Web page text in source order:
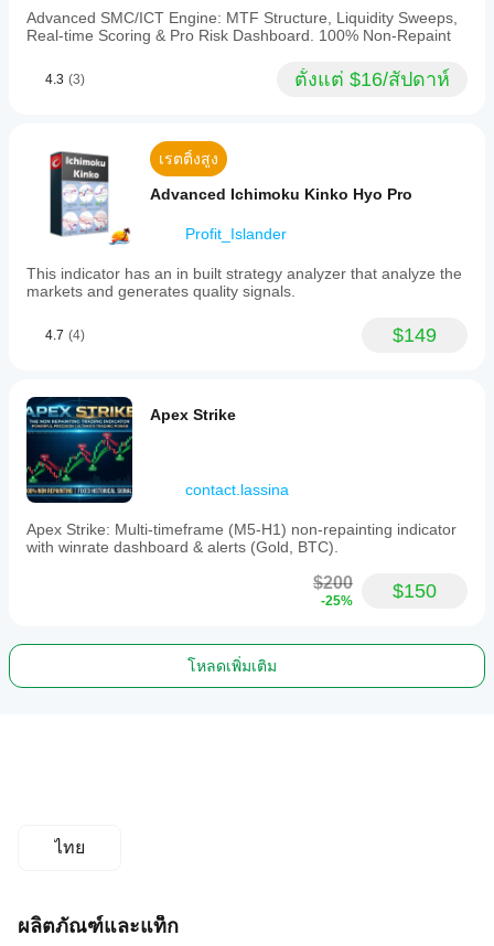
Advanced SMC/ICT Engine: MTF Structure, Liquidity Sweeps,
Real-time Scoring & Pro Risk Dashboard. 100% Non-Repaint
4.3 (3) ตั้งแต่ $16/สัปดาห์
เรตติ้งสูง
Advanced Ichimoku Kinko Hyo Pro
Profit_Islander
This indicator has an in built strategy analyzer that analyze the
markets and generates quality signals.
4.7 (4) $149
Apex Strike
contact.lassina
Apex Strike: Multi-timeframe (M5-H1) non-repainting indicator
with winrate dashboard & alerts (Gold, BTC).
$200
-25% $150
โหลดเพิ่มเติม
ไทย
ผลิตภัณฑ์และแท็ก